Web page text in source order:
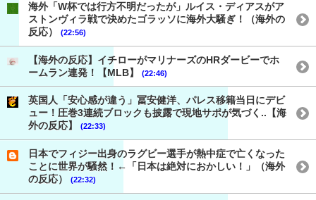
海外「W杯では行方不明だったが」ルイス・ディアスがア
ストンヴィラ戦で決めたゴラッソに海外大騒ぎ！（海外の
反応）
(22:56)
【海外の反応】イチローがマリナーズのHRダービーでホ
ームラン連発！【MLB】
(22:46)
英国人「安心感が違う」冨安健洋、パレス移籍当日にデビ
ュー！圧巻3連続ブロックも披露で現地サポが気づく..【海
外の反応】
(22:33)
日本でフィジー出身のラグビー選手が熱中症で亡くなった
ことに世界が騒然！←「日本は絶対におかしい！」（海外
の反応）
(22:32)